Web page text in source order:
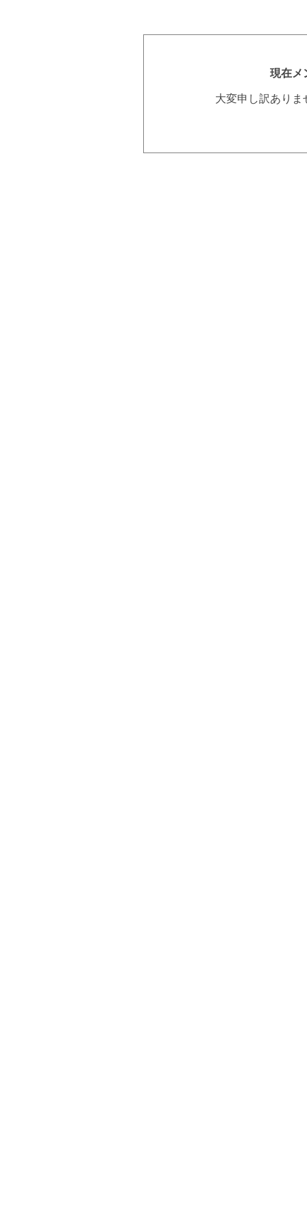
現在メ
大変申し訳あり